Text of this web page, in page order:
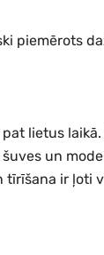
piemērots
lietus
un
tīrīšana ir ļoti